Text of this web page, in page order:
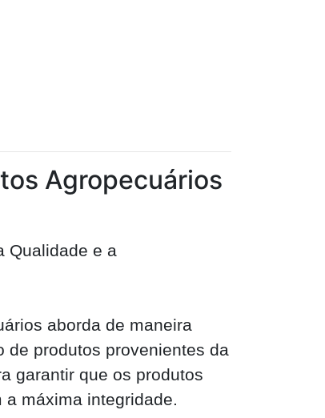
Agropecuários
Qualidade e a
aborda de maneira
de produtos provenientes da
garantir que os produtos
máxima integridade.